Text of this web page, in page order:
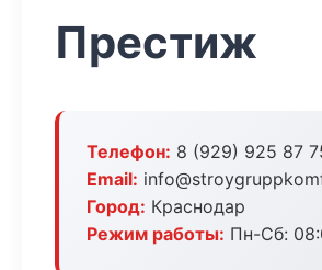
Престиж
Телефон: 8 (929) 925 87
Email:
Город: Краснодар
Режим работы: Пн-Сб: